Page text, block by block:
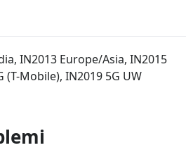
IN2013 Europe/Asia, IN2015
(T-Mobile), IN2019 5G UW